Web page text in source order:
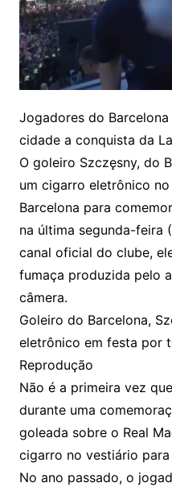
Jogadores do
cidade a conquista da
O goleiro Szczęsny, do
um cigarro eletrônico
Barcelona para
na última segunda-feira
canal oficial do clube,
fumaça produzida pelo
câmera.
Goleiro do Barcelona,
eletrônico em festa por
Reprodução
Não é a primeira vez
durante uma
goleada sobre o Real
cigarro no vestiário para
No ano passado, o